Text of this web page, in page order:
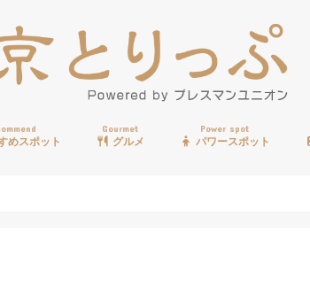
めスポット
Gourmet
グルメ
Power spot
パワースポット